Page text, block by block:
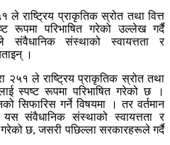
ले राष्ट्रिय प्राकृतिक स्रोत तथा वित्त
रूपमा परिभाषित गरेको उल्लेख गर्दै
संवैधानिक संस्थाको स्वायत्तता र
।
२५१ ले राष्ट्रिय प्राकृतिक स्रोत तथा
स्पष्ट रूपमा परिभाषित गरेको छ ।
सिफारिस गर्ने विषयमा । तर वर्तमान
यस संवैधानिक संस्थाको स्वायत्तता र
छ, जसरी पछिल्ला सरकारहरूले गर्दै